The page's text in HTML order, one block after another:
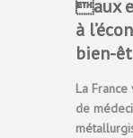
aux
à
bien-
La
de